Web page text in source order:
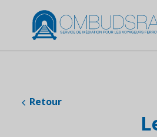
Retour